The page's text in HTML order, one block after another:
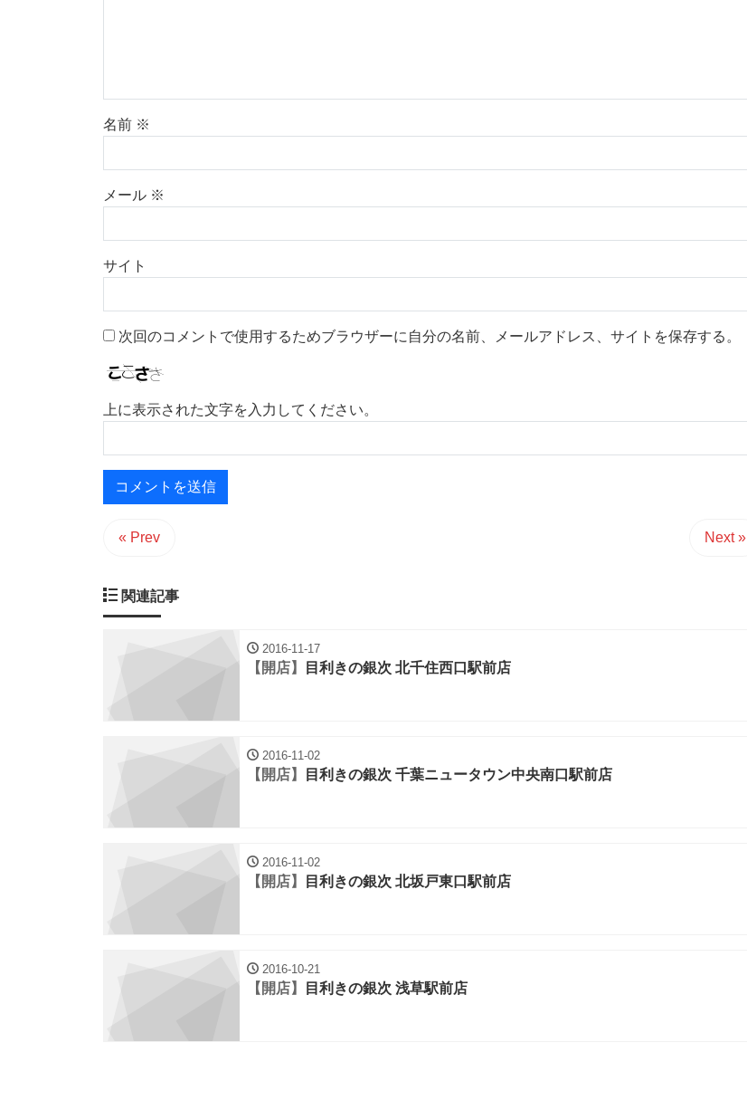
名前 ※
メール ※
サイト
次回のコメントで使用するためブラウザーに自分の名前、メールアドレス、サイトを保存する。
上に表示された文字を入力してください。
« Prev Next »
関連記事
2016-11-17
【開店】 目利きの銀次 北千住西口駅前店
2016-11-02
【開店】 目利きの銀次 千葉ニュータウン中央南口駅前店
2016-11-02
【開店】 目利きの銀次 北坂戸東口駅前店
2016-10-21
【開店】 目利きの銀次 浅草駅前店